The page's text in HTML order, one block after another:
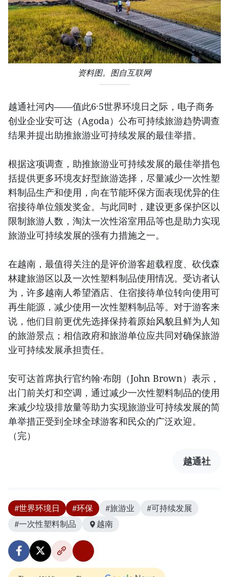
资料图。图自互联网
越通社河内——值此6·5世界环境日之际，电子商务
创业企业安可达（Agoda）公布可持续旅游趋势调查
结果并提出助推旅游业可持续发展的最佳举措。
根据这项调查，助推旅游业可持续发展的最佳举措包
括提供更多环境友好型旅游选择，尽量减少一次性塑
料制品生产和使用，向在节能环保方面表现优异的住
宿接待单位颁发奖金。与此同时，建设更多保护区以
限制旅游人数，淘汰一次性浴室用品等也是助力实现
旅游业可持续发展的强有力措施之一。
在越南，最值得关注的是评价游客超载程度、砍伐森
林建旅游区以及一次性塑料制品使用情况。受访者认
为，许多越南人希望酒店、住宿接待单位转向使用可
再生能源，减少使用一次性塑料制品等。对于游客来
说，他们目前更优先选择保持着原始风貌且鲜为人知
的旅游景点；相信政府和旅游单位应共同对确保旅游
业可持续发展承担责任。
安可达首席执行官约翰·布朗（John Brown）表示，
出门前关灯和空调，通过减少一次性塑料制品的使用
来减少垃圾排放量等助力实现旅游业可持续发展的简
单举措正受到全球全球游客和民众的广泛欢迎。
（完）
越通社
#世界环境日 #环保 #旅游业
#可持续发展
#一次性塑料制品
越南